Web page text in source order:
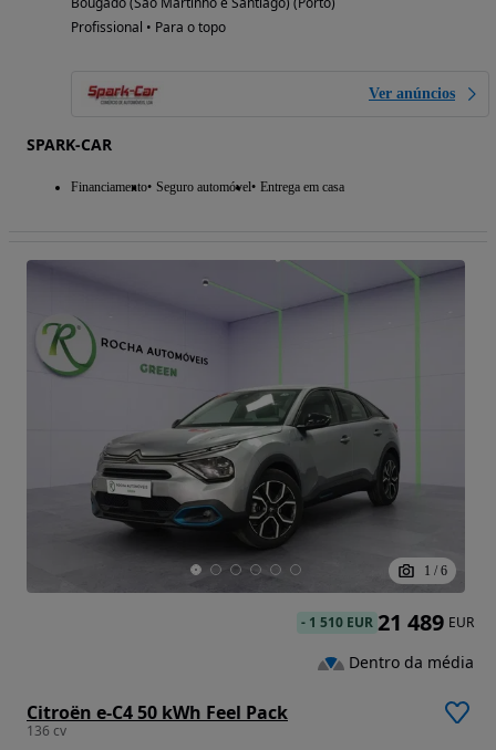
Profissional • Para o topo
Ver anúncios
SPARK-CAR
Financiamento Seguro automóvel Entrega em casa
1 / 6
Citroën e-C4 50 kWh Feel Pack
136 cv
- 1 510 EUR 21 489 EUR
Dentro da média